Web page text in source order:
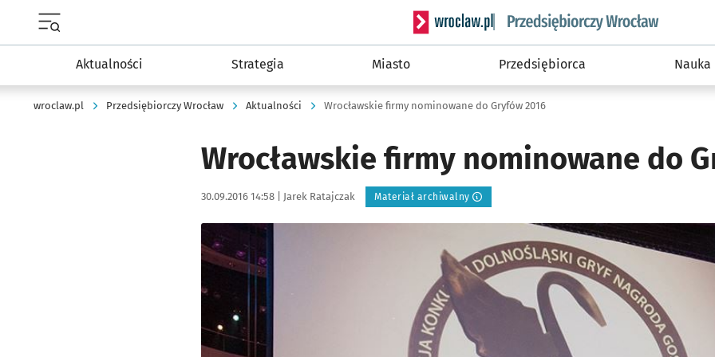
Serwis informacyjny wroclaw.pl podserwis:
Aktualności Strategia Miasto Przedsiębiorca Nauka
wroclaw.pl Przedsiębiorczy Wrocław Aktualności Wrocławskie firmy nominowane do Gryfów 2016
Wrocławskie firmy nominowane do
Data publikacji:
30.09.2016 14:58 | Autor:
Jarek Ratajczak Materiał archiwalny
Kliknij, aby powiększyć